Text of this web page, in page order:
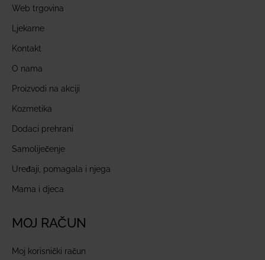
Web trgovina
Ljekarne
Kontakt
O nama
Proizvodi na akciji
Kozmetika
Dodaci prehrani
Samoliječenje
Uređaji, pomagala i njega
Mama i djeca
MOJ RAČUN
Moj korisnički račun